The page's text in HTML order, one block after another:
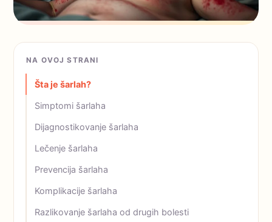
NA OVOJ STRANI
Šta je šarlah?
Simptomi šarlaha
Dijagnostikovanje šarlaha
Lečenje šarlaha
Prevencija šarlaha
Komplikacije šarlaha
Razlikovanje šarlaha od drugih bolesti